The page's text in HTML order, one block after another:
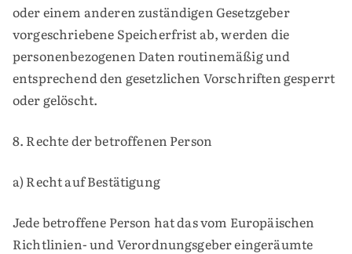
oder einem anderen zuständigen Gesetzgeber
vorgeschriebene Speicherfrist ab, werden die
personenbezogenen Daten routinemäßig und
entsprechend den gesetzlichen Vorschriften gesperrt
oder gelöscht.
8. Rechte der betroffenen Person
a) Recht auf Bestätigung
Jede betroffene Person hat das vom Europäischen
Richtlinien- und Verordnungsgeber eingeräumte